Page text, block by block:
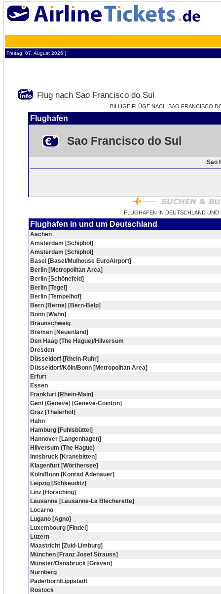
Freitag, 07. August 2026 ¦
Flug nach Sao Francisco do Sul
BILLIGE FLÜGE NACH SAO FRANCISCO
Flughafen
Sao Francisco do Sul
Sao
FLUGHAFEN IN DEUTSCHLAND
Flughafen in und um Deutschland
Aachen
Amsterdam [Schiphol]
Amsterdam [Schiphol]
Basel [Basel/Mulhouse EuroAirport]
Berlin [Metropolitan Area]
Berlin [Schönefeld]
Berlin [Tegel]
Berlin [Tempelhof]
Bern (Berne) [Bern-Belp]
Bonn [Wahn]
Braunschweig
Bremen [Neuenland]
Den Haag (The Hague)/Hilversum
Dresden
Düsseldorf [Rhein-Ruhr]
Düsseldorf/Köln/Bonn [Metropolitan Area]
Erfurt
Essen
Frankfurt [Rhein-Main]
Genf (Geneve) [Geneve-Cointrin]
Graz [Thalerhof]
Hahn
Hamburg [Fuhlsbüttel]
Hannover [Langenhagen]
Hilversum (The Hague)
Innsbruck [Kranebitten]
Klagenfurt [Wörthersee]
Köln/Bonn [Konrad Adenauer]
Leipzig [Schkeuditz]
Linz [Horsching]
Lausanne [Lausanne-La Blecherette]
Locarno
Lugano [Agno]
Luxembourg [Findel]
Luzern
Maastricht [Zuid-Limburg]
München [Franz Josef Strauss]
Münster/Osnabrück [Greven]
Nürnberg
Paderborn/Lippstadt
Rostock